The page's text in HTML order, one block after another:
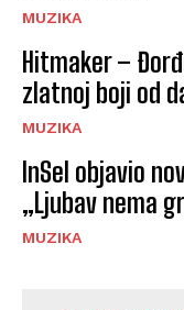
MUZIKA
Hitmaker –
zlatnoj boji od
MUZIKA
InSel objavio
„Ljubav nema
MUZIKA